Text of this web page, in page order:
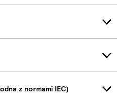
z normami IEC)